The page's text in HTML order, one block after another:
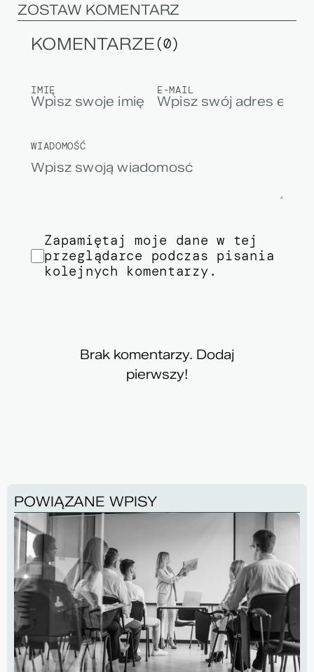
ZOSTAW KOMENTARZ
KOMENTARZE (0)
IMIĘ E-MAIL
WIADOMOŚĆ
Zapamiętaj moje dane w tej
przeglądarce podczas pisania
kolejnych komentarzy.
Brak komentarzy. Dodaj
pierwszy!
POWIĄZANE WPISY